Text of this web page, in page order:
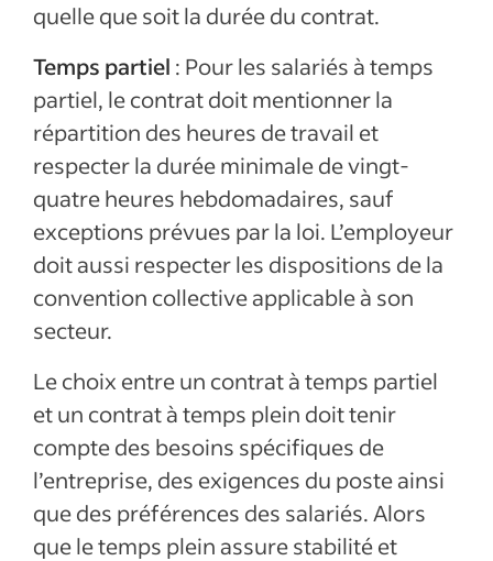
quelle que soit la durée du contrat.
Temps partiel : Pour les salariés à temps
partiel, le contrat doit mentionner la
répartition des heures de travail et
respecter la durée minimale de vingt-
quatre heures hebdomadaires, sauf
exceptions prévues par la loi. L’employeur
doit aussi respecter les dispositions de la
convention collective applicable à son
secteur.
Le choix entre un contrat à temps partiel
et un contrat à temps plein doit tenir
compte des besoins spécifiques de
l’entreprise, des exigences du poste ainsi
que des préférences des salariés. Alors
que le temps plein assure stabilité et